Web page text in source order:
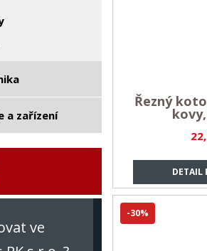
a zařízení
ve
DETAIL
Řezný
-30%